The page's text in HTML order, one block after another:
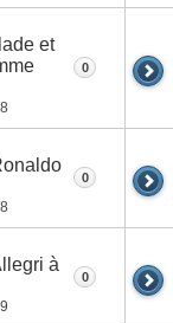
et
0
0
à
0